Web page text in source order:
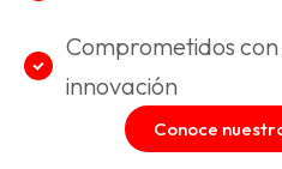
Comprometidos
innovación
Conoce